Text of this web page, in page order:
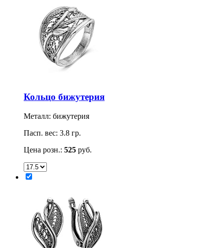
Кольцо бижутерия
Металл: бижутерия
Пасп. вес: 3.8 гр.
Цена розн.: 525 руб.